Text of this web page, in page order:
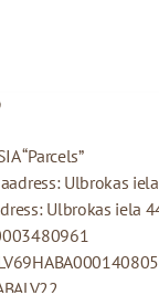
“Parcels”
Ulbrokas
Ulbrokas iela